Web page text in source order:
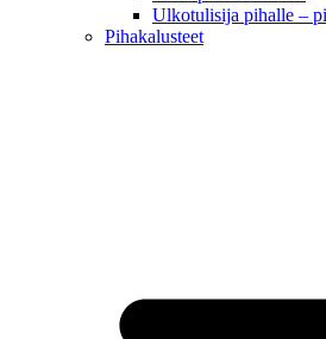
Ulkotulisija pihalle –
Pihakalusteet